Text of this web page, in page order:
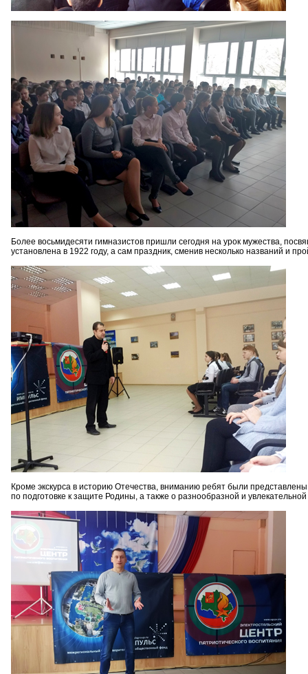
Более восьмидесяти гимназистов пришли сегодня на урок мужества,
установлена в 1922 году, а сам праздник, сменив несколько названий и
Кроме экскурса в историю Отечества, вниманию ребят были
по подготовке к защите Родины, а также о разнообразной и